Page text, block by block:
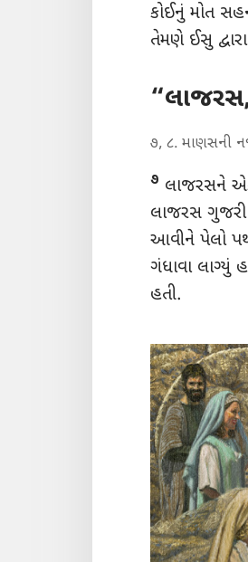
કોઈનું મોત
તેમણે ઈસુ
૭, ૮. માણસની
૭ લાજરસને એક
લાજરસ
આવીને પેલો
ગંધાવા લાગ્યું
હતી.